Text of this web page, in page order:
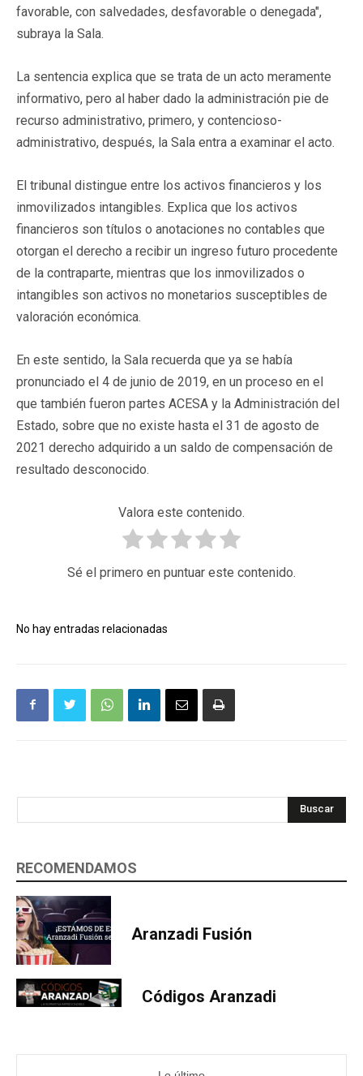
favorable, con salvedades, desfavorable o denegada",
subraya la Sala.
La sentencia explica que se trata de un acto meramente
informativo, pero al haber dado la administración pie de
recurso administrativo, primero, y contencioso-
administrativo, después, la Sala entra a examinar el acto.
El tribunal distingue entre los activos financieros y los
inmovilizados intangibles. Explica que los activos
financieros son títulos o anotaciones no contables que
otorgan el derecho a recibir un ingreso futuro procedente
de la contraparte, mientras que los inmovilizados o
intangibles son activos no monetarios susceptibles de
valoración económica.
En este sentido, la Sala recuerda que ya se había
pronunciado el 4 de junio de 2019, en un proceso en el
que también fueron partes ACESA y la Administración del
Estado, sobre que no existe hasta el 31 de agosto de
2021 derecho adquirido a un saldo de compensación de
resultado desconocido.
Valora este contenido.
Sé el primero en puntuar este contenido.
No hay entradas relacionadas
Buscar
RECOMENDAMOS
Aranzadi Fusión
Códigos Aranzadi